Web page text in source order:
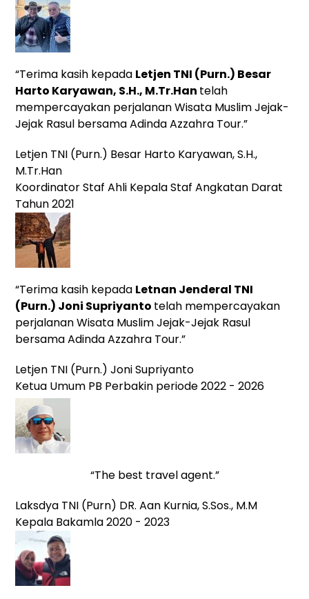
“Terima kasih kepada Letjen TNI (Purn.) Besar
Harto Karyawan, S.H., M.Tr.Han telah
mempercayakan perjalanan Wisata Muslim Jejak-
Jejak Rasul bersama Adinda Azzahra Tour.”
Letjen TNI (Purn.) Besar Harto Karyawan, S.H.,
M.Tr.Han
Koordinator Staf Ahli Kepala Staf Angkatan Darat
Tahun 2021
“Terima kasih kepada Letnan Jenderal TNI
(Purn.) Joni Supriyanto telah mempercayakan
perjalanan Wisata Muslim Jejak-Jejak Rasul
bersama Adinda Azzahra Tour.”
Letjen TNI (Purn.) Joni Supriyanto
Ketua Umum PB Perbakin periode 2022 - 2026
“The best travel agent.”
Laksdya TNI (Purn) DR. Aan Kurnia, S.Sos., M.M
Kepala Bakamla 2020 - 2023